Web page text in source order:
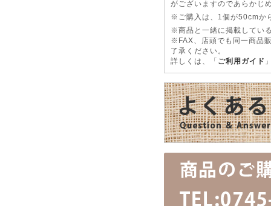
がございますのであらかじ
※ご購入は、1個が50cmか
※商品と一緒に掲載してい
※FAX、店頭でも同一商品
了承ください。
詳しくは、「 ご利用ガイド